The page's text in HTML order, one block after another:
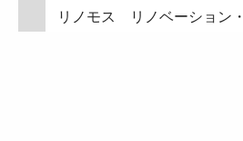
リノモス リノベーション